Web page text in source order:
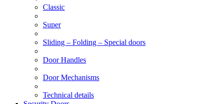
Classic
Super
Sliding – Folding – Special doors
Door Handles
Door Mechanisms
Technical details